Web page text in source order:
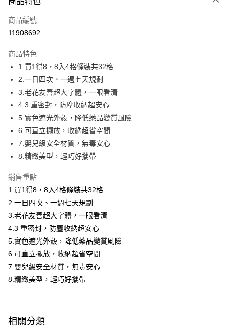
全家線上支付
運送方式
本島宅配-活動商品
免運費
離島宅配-常溫商品
免運費
商品編號
11908692
商品特色
1.買1得8，8入4格條裝共32格
2.一日四次、一週七天規劃
3.老花友善超大字體，一眼看清
4.3 重密封，防塵收納超安心
5.實色遮光外殼，降低藥品變質風險
6.可直立擺放，收納超省空間
7.嬰兒級安全材質，無毒安心
8.精緻美型，輕巧好攜帶
銷售重點
1.買1得8，8入4格條裝共32格
2.一日四次、一週七天規劃
3.老花友善超大字體，一眼看清
4.3 重密封，防塵收納超安心
5.實色遮光外殼，降低藥品變質風險
6.可直立擺放，收納超省空間
7.嬰兒級安全材質，無毒安心
8.精緻美型，輕巧好攜帶
相關分類